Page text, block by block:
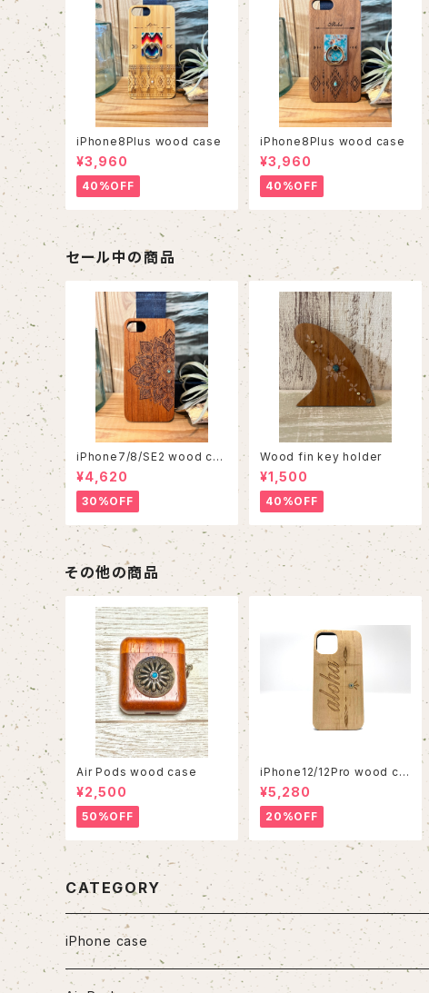
iPhone8Plus wood case
¥3,960
40%OFF
iPhone8Plus wood case
¥3,960
40%OFF
セール中の商品
iPhone7/8/SE2 wood cas
e 86
¥4,620
30%OFF
Wood fin key holder
¥1,500
40%OFF
その他の商品
Air Pods wood case
¥2,500
50%OFF
iPhone12/12Pro wood ca
se
¥5,280
20%OFF
CATEGORY
iPhone case